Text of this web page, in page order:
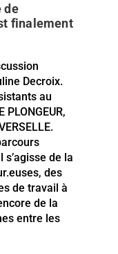
de
finalement
Decroix.
au
s’agisse de la
des
de travail à
de la
entre les